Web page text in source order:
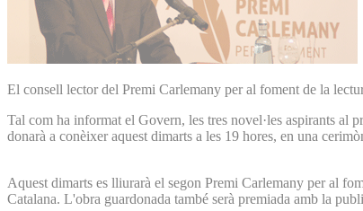
El consell lector del Premi Carlemany per al foment de la
Tal com ha informat el Govern, les tres novel·les aspirants al
donarà a conèixer aquest dimarts a les 19 hores, en una
Aquest dimarts es lliurarà el segon Premi Carlemany per al
Catalana. L'obra guardonada també serà premiada amb la